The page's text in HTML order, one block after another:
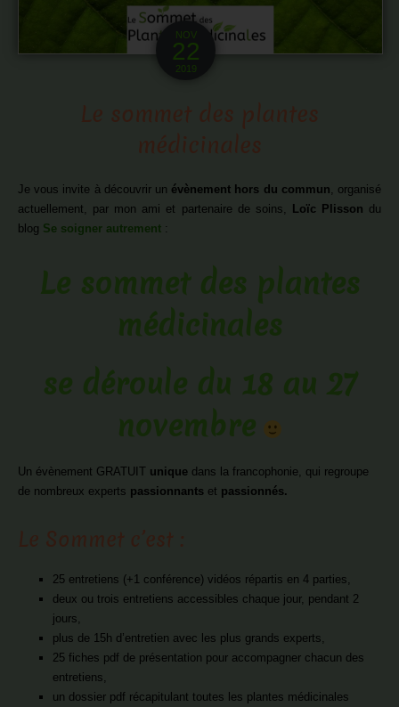
NOV
22
2019
Je vous invite à découvrir un évènement hors du commun , organisé
actuellement, par mon ami et partenaire de soins,
Loïc Plisson du
blog Se soigner autrement :
Le sommet des plantes
médicinales
se déroule du 18 au 27
novembre
Un évènement GRATUIT unique dans la francophonie, qui regroupe
de nombreux experts passionnants et passionnés.
25 entretiens (+1 conférence) vidéos répartis en 4 parties,
deux ou trois entretiens accessibles chaque jour, pendant 2
jours,
plus de 15h d’entretien avec les plus grands experts,
25 fiches pdf de présentation pour accompagner chacun des
entretiens,
un dossier pdf récapitulant toutes les plantes médicinales